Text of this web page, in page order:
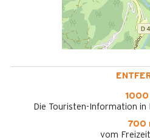
1000
Die Touristen-Information in
700
vom